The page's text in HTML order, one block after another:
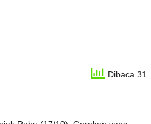
Dibaca 31